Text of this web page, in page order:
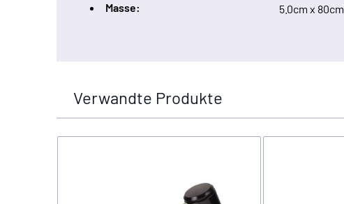
Masse:
5.0cm x 80cm
Verwandte Produkte